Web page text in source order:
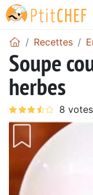
Recettes
Soupe
herbes